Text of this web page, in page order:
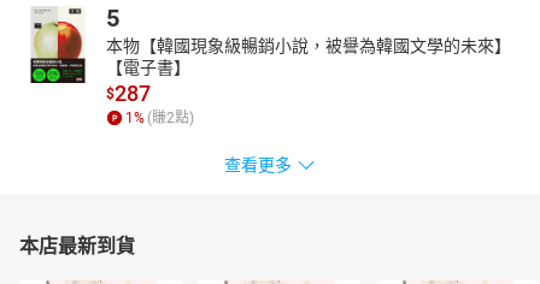
5
本物【韓國現象級暢銷小說，被譽為韓國文學的未來】
【電子書】
$287
1 % (賺2點)
查看更多
本店最新到貨